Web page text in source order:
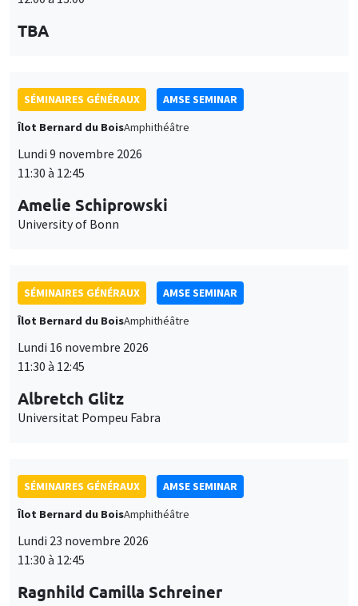
SÉMINAIRES GÉNÉRAUX
AMSE SEMINAR
Îlot Bernard du BoisAmphithéâtre
11:30 à 12:45
University of Bonn
SÉMINAIRES GÉNÉRAUX
AMSE SEMINAR
Îlot Bernard du BoisAmphithéâtre
11:30 à 12:45
Universitat Pompeu Fabra
SÉMINAIRES GÉNÉRAUX
AMSE SEMINAR
Îlot Bernard du BoisAmphithéâtre
11:30 à 12:45
University of Oslo
des
personnelles
et
des
cookies
contenus multimédias. Vous êtes libre d’accepter, de refuser ou de
politique de confidentialité.
Personnaliser